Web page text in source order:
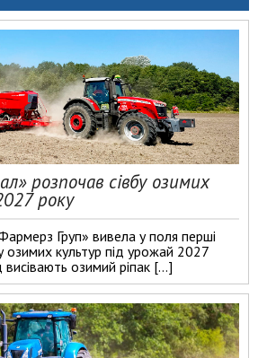
розпочав сівбу озимих
року
Груп» вивела у поля перші
озимих культур під урожай 2027
озимий ріпак […]